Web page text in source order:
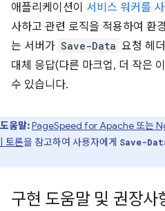
애플리케이션이 서비스 워커를
사하고 관련 로직을 적용하여 환
는 서버가 Save-Data 요청 헤
대체 응답(다른 마크업, 더 작은
수 있습니다.
도움말:PageSpeed for Apache 또는
토론을 참고하여 사용자에게 Save-
구현 도움말 및 권장사